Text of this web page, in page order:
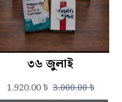
৩৬ জুলাই
1,920.00৳ 3,000.00৳